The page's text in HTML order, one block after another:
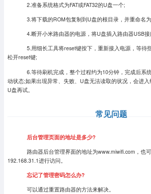
2.准备系统格式为FAT或FAT32的U盘一个;
3.将下载的ROM包复制到U盘的根目录，并重命名为
4.断开小米路由器的电源，将U盘插入路由器USB接
5.用细长工具将reset键按下，重新接入电源，等待
松开reset键;
6.等待刷机完成，整个过程约为10分钟，完成后系
动状态;如果出现异常、失败、U盘无法读取的状况，会进
U盘再试。
常见问题
后台管理页面的地址是多少?
路由器后台管理界面的地址为www.miwifi.com，也
192.168.31.1进行访问。
忘记了管理密码怎么办?
可以通过重置路由器的方法来解决。